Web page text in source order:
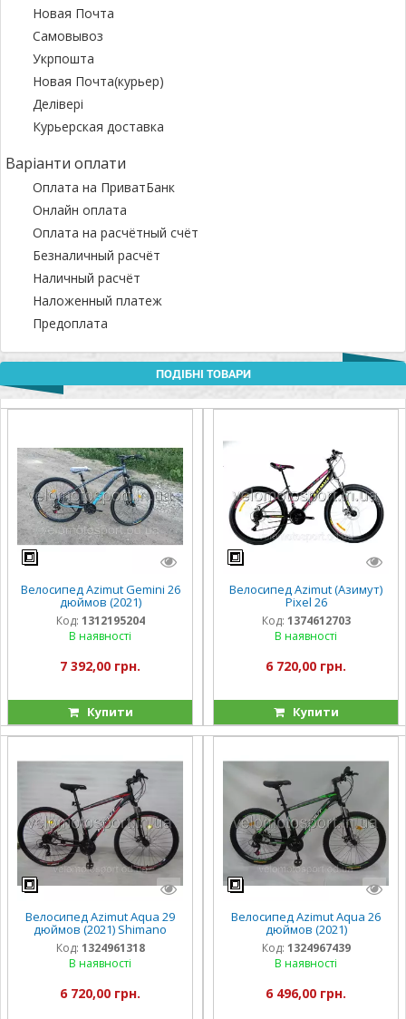
Новая Почта
Самовывоз
Укрпошта
Новая Почта(курьер)
Делівері
Курьерская доставка
Варіанти оплати
Оплата на ПриватБанк
Онлайн оплата
Оплата на расчётный счёт
Безналичный расчёт
Наличный расчёт
Наложенный платеж
Предоплата
ПОДІБНІ ТОВАРИ
Велосипед Azimut Gemini 26
дюймов (2021)
Код: 1312195204
В наявності
7 392,00 грн.
Купити
Велосипед Azimut (Азимут)
Pixel 26
Код: 1374612703
В наявності
6 720,00 грн.
Купити
Велосипед Azimut Aqua 29
дюймов (2021) Shimano
Код: 1324961318
В наявності
6 720,00 грн.
Велосипед Azimut Aqua 26
дюймов (2021)
Код: 1324967439
В наявності
6 496,00 грн.